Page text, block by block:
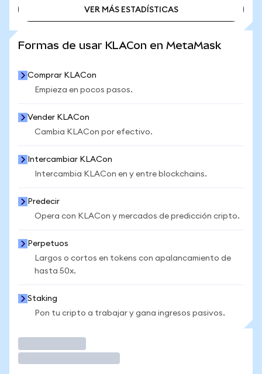
VER MÁS ESTADÍSTICAS
Formas de usar KLACon en MetaMask
Comprar KLACon
Empieza en pocos pasos.
Vender KLACon
Cambia KLACon por efectivo.
Intercambiar KLACon
Intercambia KLACon en y entre blockchains.
Predecir
Opera con KLACon y mercados de predicción cripto.
Perpetuos
Largos o cortos en tokens con apalancamiento de
hasta 50x.
Staking
Pon tu cripto a trabajar y gana ingresos pasivos.